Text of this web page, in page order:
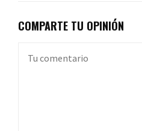
COMPARTE TU OPINIÓN